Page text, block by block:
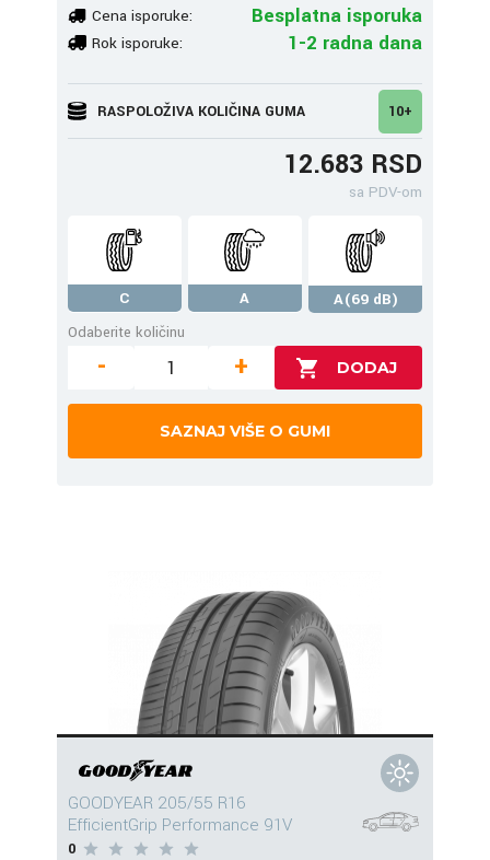
Cena isporuke: Besplatna isporuka
Rok isporuke: 1-2 radna dana
RASPOLOŽIVA KOLIČINA GUMA 10+
12.683 RSD
sa PDV-om
C A
A(69 dB)
Odaberite količinu
- +
SAZNAJ VIŠE O GUMI
GOODYEAR 205/55 R16
EfficientGrip Performance 91V
0